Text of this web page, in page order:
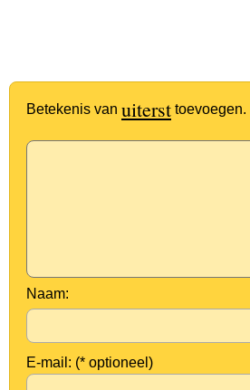
Betekenis van uiterst toevoegen.
Naam:
E-mail: (* optioneel)